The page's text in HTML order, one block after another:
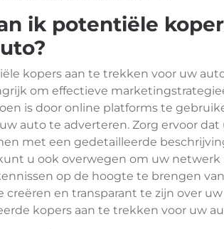
ik potentiële
kopers aan te trekken voor uw
om effectieve
is door online platforms te
auto te adverteren. Zorg ervoor
met een gedetailleerde
u ook overwegen om uw
op de hoogte te brengen
creëren en transparant te zijn over
kopers aan te trekken voor uw